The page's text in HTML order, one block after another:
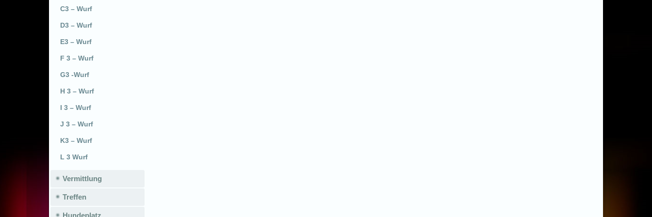
C3 – Wurf
D3 – Wurf
E3 – Wurf
F 3 – Wurf
G3 -Wurf
H 3 – Wurf
I 3 – Wurf
J 3 – Wurf
K3 – Wurf
L 3 Wurf
Vermittlung
Treffen
Hundeplatz